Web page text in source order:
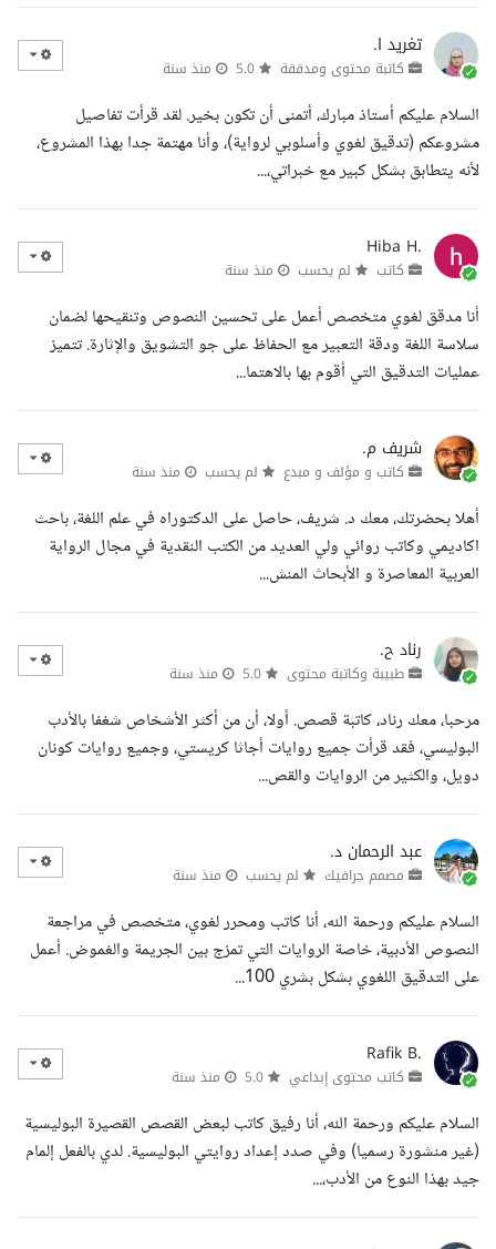
تغريد ا.
كاتبة محتوى ومدققة منذ سنة
السلام عليكم أستاذ مبارك، أتمنى أن تكون بخير. لقد قرأت تفاصيل
مشروعكم (تدقيق لغوي وأسلوبي لرواية)، وأنا مهتمة جدا بهذا المشروع،
لأنه يتطابق بشكل كبير مع خبراتي،...
Hiba H.
كاتب لم يحسب منذ سنة
أنا مدقق لغوي متخصص أعمل على تحسين النصوص وتنقيحها لضمان
سلاسة اللغة ودقة التعبير مع الحفاظ على جو التشويق والإثارة. تتميز
عمليات التدقيق التي أقوم بها بالاهتما...
شريف م.
كاتب و مؤلف و مبدع لم يحسب منذ سنة
أهلا بحضرتك، معك د. شريف، حاصل على الدكتوراه في علم اللغة، باحث
اكاديمي وكاتب روائي ولي العديد من الكتب النقدية في مجال الرواية
العربية المعاصرة و الأبحاث المنش...
رناد ح.
طبيبة وكاتبة محتوى منذ سنة
مرحبا، معك رناد، كاتبة قصص. أولا، أن من أكثر الأشخاص شغفا بالأدب
البوليسي، فقد قرأت جميع روايات أجاثا كريستي، وجميع روايات كونان
دويل، والكثير من الروايات والقص...
عبد الرحمان د.
مصمم جرافيك لم يحسب منذ سنة
السلام عليكم ورحمة الله، أنا كاتب ومحرر لغوي، متخصص في مراجعة
النصوص الأدبية، خاصة الروايات التي تمزج بين الجريمة والغموض. أعمل
على التدقيق اللغوي بشكل بشري 100...
Rafik B.
كاتب محتوى إبداعي منذ سنة
السلام عليكم ورحمة الله، أنا رفيق كاتب لبعض القصص القصيرة البوليسية
(غير منشورة رسميا) وفي صدد إعداد روايتي البوليسية. لدي بالفعل إلمام
جيد بهذا النوع من الأدب،...